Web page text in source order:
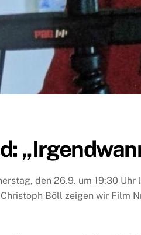
den 26.9. um 19:30
Böll zeigen wir Film